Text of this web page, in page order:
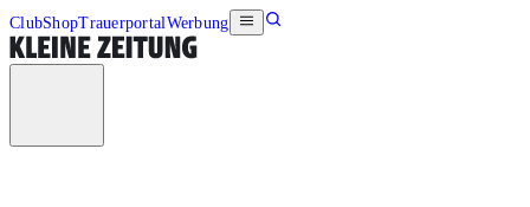
ClubShopTrauerportalWerbung